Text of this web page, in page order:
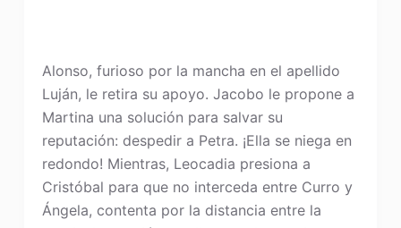
Alonso, furioso por la mancha en el apellido
Luján, le retira su apoyo. Jacobo le propone a
Martina una solución para salvar su
reputación: despedir a Petra. ¡Ella se niega en
redondo! Mientras, Leocadia presiona a
Cristóbal para que no interceda entre Curro y
Ángela, contenta por la distancia entre la